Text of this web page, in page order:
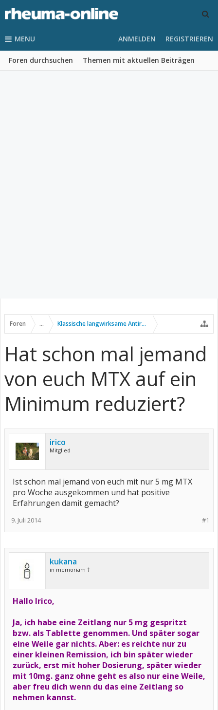
MENU
Foren durchsuchen Themen mit aktuellen Beiträgen
ANMELDEN REGISTRIEREN
Foren ... Klassische langwirksame Antirheumatika
Hat schon mal jemand
von euch MTX auf ein
Minimum reduziert?
irico
Mitglied
Ist schon mal jemand von euch mit nur 5 mg MTX
pro Woche ausgekommen und hat positive
Erfahrungen damit gemacht?
#1
9. Juli 2014
kukana
in memoriam †
Hallo Irico,
Ja, ich habe eine Zeitlang nur 5 mg gespritzt
bzw. als Tablette genommen. Und später sogar
eine Weile gar nichts. Aber: es reichte nur zu
einer kleinen Remission, ich bin später wieder
zurück, erst mit hoher Dosierung, später wieder
mit 10mg. ganz ohne geht es also nur eine Weile,
aber freu dich wenn du das eine Zeitlang so
nehmen kannst.